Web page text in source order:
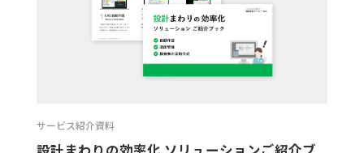
サービス紹介資料